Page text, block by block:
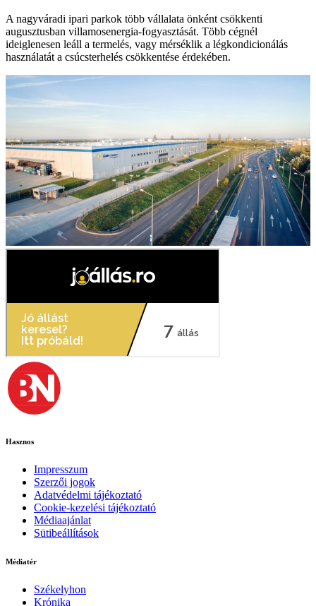
A nagyváradi ipari parkok több vállalata önként csökkenti
augusztusban villamosenergia-fogyasztását. Több cégnél
ideiglenesen leáll a termelés, vagy mérséklik a légkondicionálás
használatát a csúcsterhelés csökkentése érdekében.
Hasznos
Impresszum
Szerzői jogok
Adatvédelmi tájékoztató
Cookie-kezelési tájékoztató
Médiaajánlat
Sütibeállítások
Médiatér
Székelyhon
Krónika